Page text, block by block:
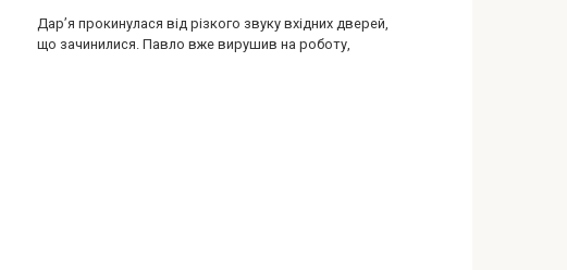
Дар’я прокинулася від різкого звуку вхідних дверей,
що зачинилися. Павло вже вирушив на роботу,